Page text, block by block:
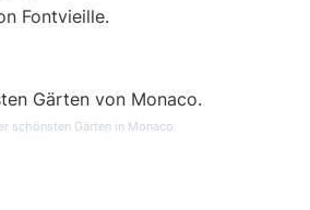
Fontvieille.
schönsten Gärten in Monaco